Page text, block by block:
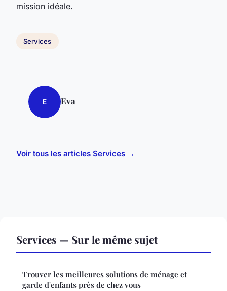
mission idéale.
Services
E Eva
Voir tous les articles Services →
Services — Sur le même sujet
Trouver les meilleures solutions de ménage et
garde d'enfants près de chez vous